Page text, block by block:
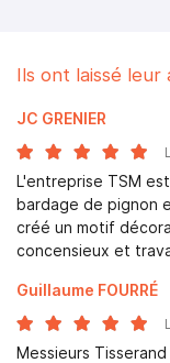
 Recopier le
Rafraîchir le captcha
commerciales à
Ils ont laissé leur
JC GRENIER
L'entreprise TSM
bardage de pignon
créé un motif
concensieux et
Guillaume FOURRÉ
Messieurs